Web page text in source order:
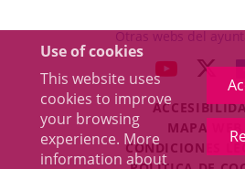
Use of cookies
This website uses
cookies to improve
your browsing
experience. More
information about
a
Otras webs del
LINK
TO
MAPA WEB
CONDICIONES